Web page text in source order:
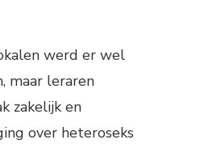
werd er wel
maar leraren
zakelijk en
over heteroseks